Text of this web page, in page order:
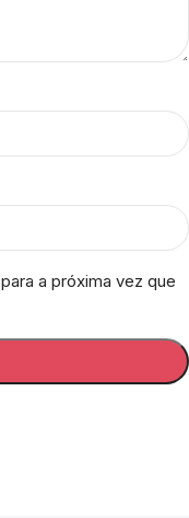
a próxima vez que